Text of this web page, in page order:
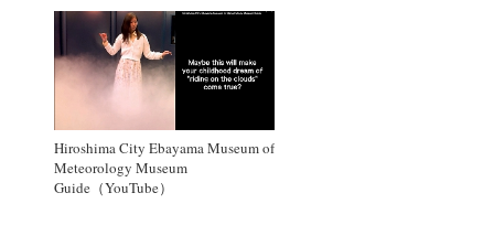
Hiroshima City Ebayama Museum of
Meteorology Museum
Guide（YouTube）